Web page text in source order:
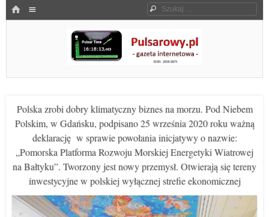
HOME Szukaj
Pulsarowy.pl
Polska zrobi dobry klimatyczny biznes na morzu. Pod Niebem
Polskim, w Gdańsku, podpisano 25 września 2020 roku ważną
deklarację w sprawie powołania inicjatywy o nazwie:
„Pomorska Platforma Rozwoju Morskiej Energetyki Wiatrowej
na Bałtyku”. Tworzony jest nowy przemysł. Otwierają się tereny
inwestycyjne w polskiej wyłącznej strefie ekonomicznej